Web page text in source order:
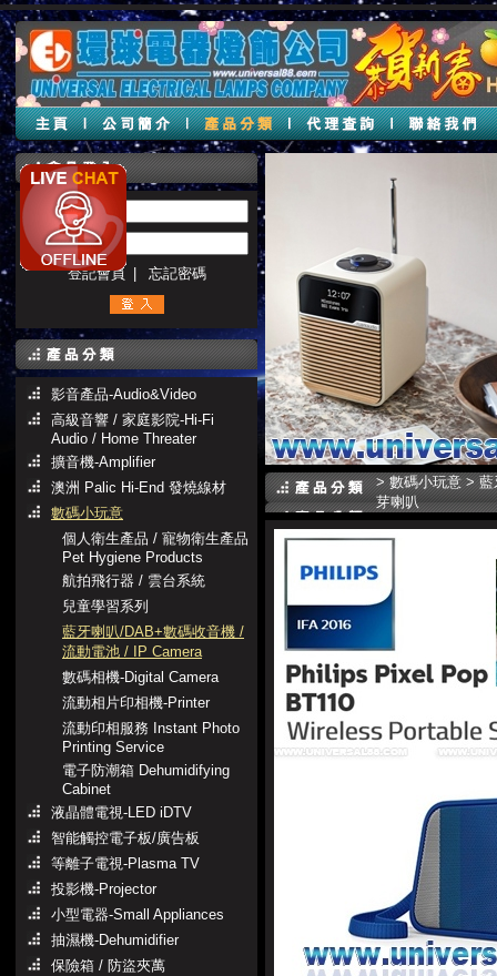
帳號 :
密碼 :
登記會員
忘記密碼
影音產品-Audio&Video
高級音響 / 家庭影院-Hi-Fi
Audio / Home Threater
擴音機-Amplifier
澳洲 Palic Hi-End 發燒線材
數碼小玩意
個人衛生產品 / 寵物衛生產品
Pet Hygiene Products
航拍飛行器 / 雲台系統
兒童學習系列
藍牙喇叭/DAB+數碼收音機 /
流動電池 / IP Camera
數碼相機-Digital Camera
流動相片印相機-Printer
流動印相服務 Instant Photo
Printing Service
電子防潮箱 Dehumidifying
Cabinet
液晶體電視-LED iDTV
智能觸控電子板/廣告板
等離子電視-Plasma TV
投影機-Projector
小型電器-Small Appliances
抽濕機-Dehumidifier
保險箱 / 防盜夾萬
>數碼小玩意>藍
芽喇叭